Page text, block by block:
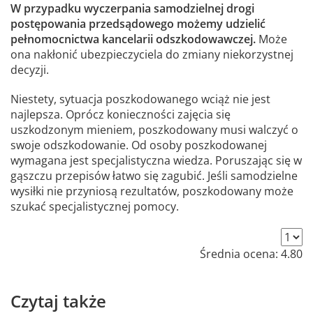
W przypadku wyczerpania samodzielnej drogi
postępowania przedsądowego możemy udzielić
pełnomocnictwa kancelarii odszkodowawczej. Może
ona nakłonić ubezpieczyciela do zmiany niekorzystnej
decyzji.
Niestety, sytuacja poszkodowanego wciąż nie jest
najlepsza. Oprócz konieczności zajęcia się
uszkodzonym mieniem, poszkodowany musi walczyć o
swoje odszkodowanie. Od osoby poszkodowanej
wymagana jest specjalistyczna wiedza. Poruszając się w
gąszczu przepisów łatwo się zagubić. Jeśli samodzielne
wysiłki nie przyniosą rezultatów, poszkodowany może
szukać specjalistycznej pomocy.
Średnia ocena: 4.80
Czytaj także